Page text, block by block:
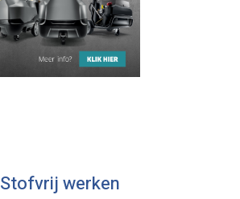
Stofvrij werken